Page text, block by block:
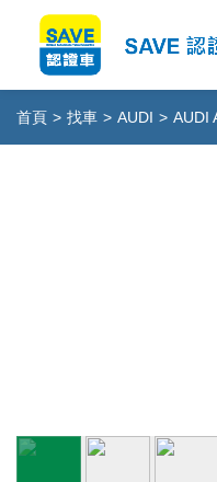
首頁 > 找車 > AUDI > AUDI